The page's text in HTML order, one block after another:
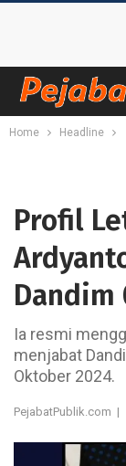
Home Headline
Profil
Dandim
Ia resmi
menjabat
Oktober 2024.
PejabatPublik.com |